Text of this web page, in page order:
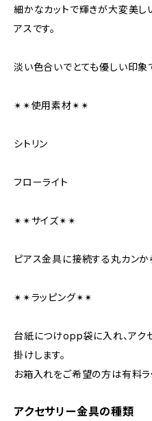
細かなカットで輝きが大変美し
アスです。
淡い色合いでとても優しい印象
✴︎✴︎使用素材✴︎✴︎
シトリン
フローライト
✴︎✴︎サイズ✴︎✴︎
ピアス金具に接続する丸カン
✴︎✴︎ラッピング✴︎✴︎
台紙につけopp袋に入れ、アク
掛けします。
お箱入れをご希望の方は有料ラ
アクセサリー金具の種類